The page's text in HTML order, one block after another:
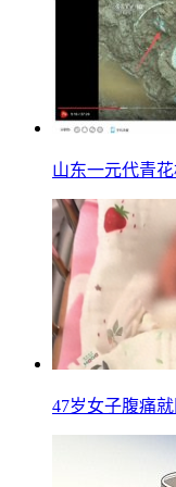
山东一元代青
47岁女子腹痛